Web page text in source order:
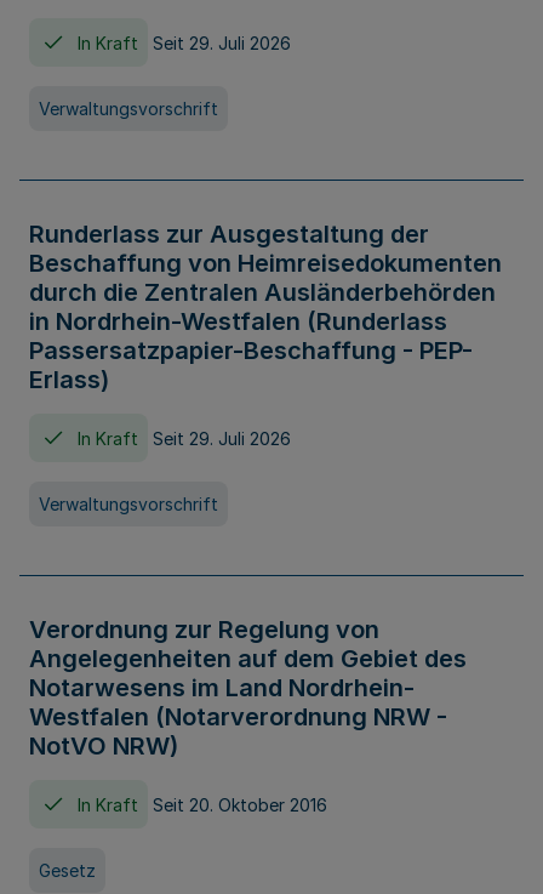
In Kraft Seit 29. Juli 2026
Verwaltungsvorschrift
Runderlass zur Ausgestaltung der
Beschaffung von Heimreisedokumenten
durch die Zentralen Ausländerbehörden
in Nordrhein-Westfalen (Runderlass
Passersatzpapier-Beschaffung - PEP-
Erlass)
In Kraft Seit 29. Juli 2026
Verwaltungsvorschrift
Verordnung zur Regelung von
Angelegenheiten auf dem Gebiet des
Notarwesens im Land Nordrhein-
Westfalen (Notarverordnung NRW -
NotVO NRW)
In Kraft Seit 20. Oktober 2016
Gesetz